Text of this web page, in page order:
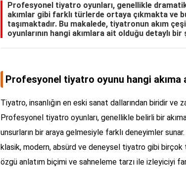
Profesyonel tiyatro oyunları, genellikle
akımlar gibi farklı türlerde ortaya çıkmakta ve
taşımaktadır. Bu makalede, tiyatronun akım
oyunlarının hangi akımlara ait olduğu detaylı bir
Profesyonel tiyatro oyunu hangi akıma
Tiyatro, insanlığın en eski sanat dallarından biridir ve
Profesyonel tiyatro oyunları, genellikle belirli bir
unsurların bir araya gelmesiyle farklı deneyimler
klasik, modern, absürd ve deneysel tiyatro gibi birçok
özgü anlatım biçimi ve sahneleme tarzı ile izleyiciyi